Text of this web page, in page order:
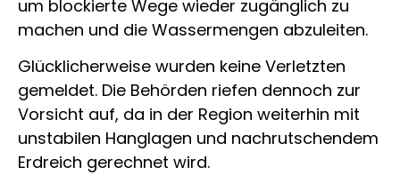
um blockierte Wege wieder zugänglich zu
machen und die Wassermengen abzuleiten.
Glücklicherweise wurden keine Verletzten
gemeldet. Die Behörden riefen dennoch zur
Vorsicht auf, da in der Region weiterhin mit
unstabilen Hanglagen und nachrutschendem
Erdreich gerechnet wird.